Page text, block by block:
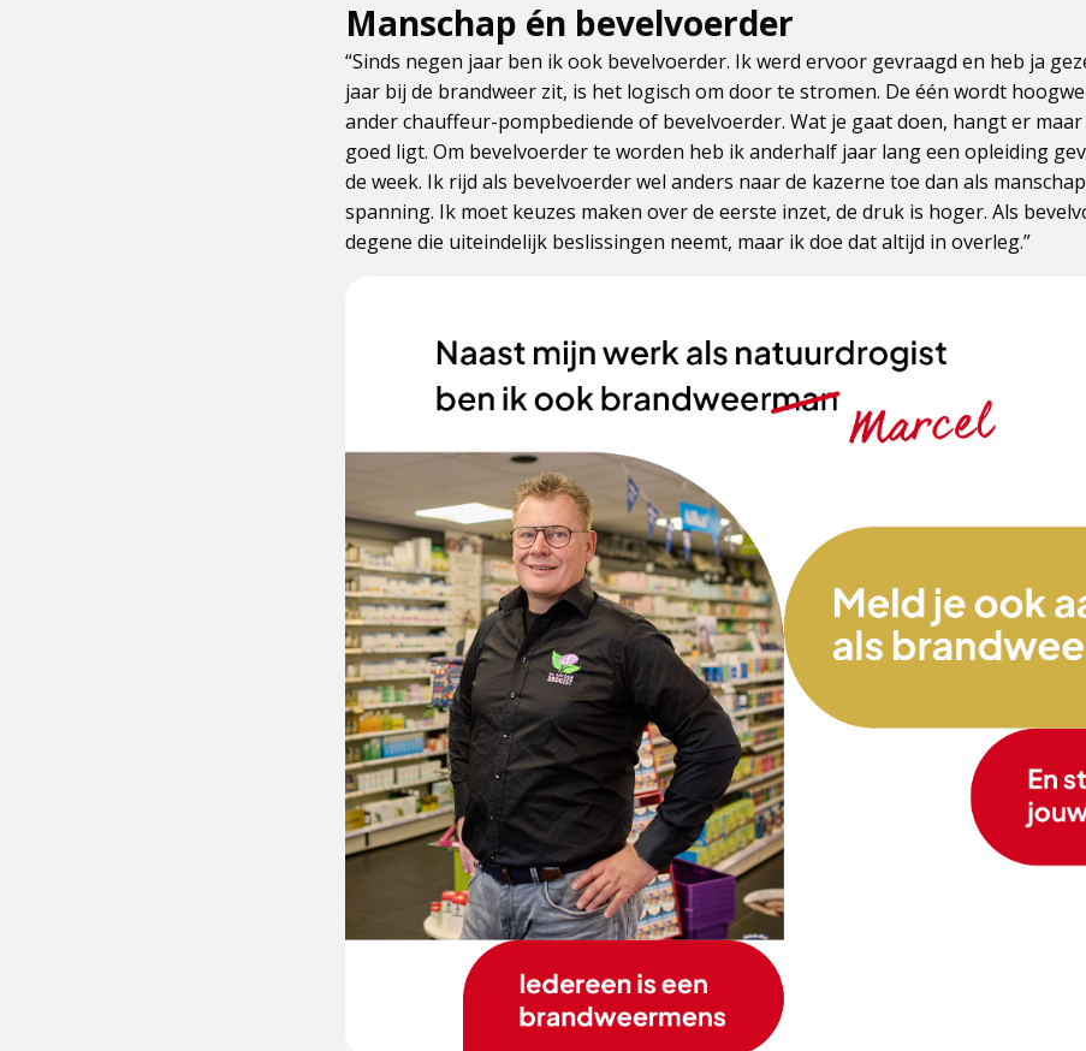
Manschap én bevelvoerder
“Sinds negen jaar ben ik ook bevelvoerder. Ik werd ervoor gevraagd en heb ja
jaar bij de brandweer zit, is het logisch om door te stromen. De één wordt
ander chauffeur-pompbediende of bevelvoerder. Wat je gaat doen, hangt er
goed ligt. Om bevelvoerder te worden heb ik anderhalf jaar lang een opleiding
de week. Ik rijd als bevelvoerder wel anders naar de kazerne toe dan als
spanning. Ik moet keuzes maken over de eerste inzet, de druk is hoger. Als
degene die uiteindelijk beslissingen neemt, maar ik doe dat altijd in overleg.”